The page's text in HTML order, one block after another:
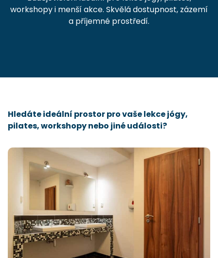
workshopy i menší akce. Skvělá dostupnost, zázemí
a příjemné prostředí.
Hledáte ideální prostor pro vaše lekce jógy,
pilates, workshopy nebo jiné události?